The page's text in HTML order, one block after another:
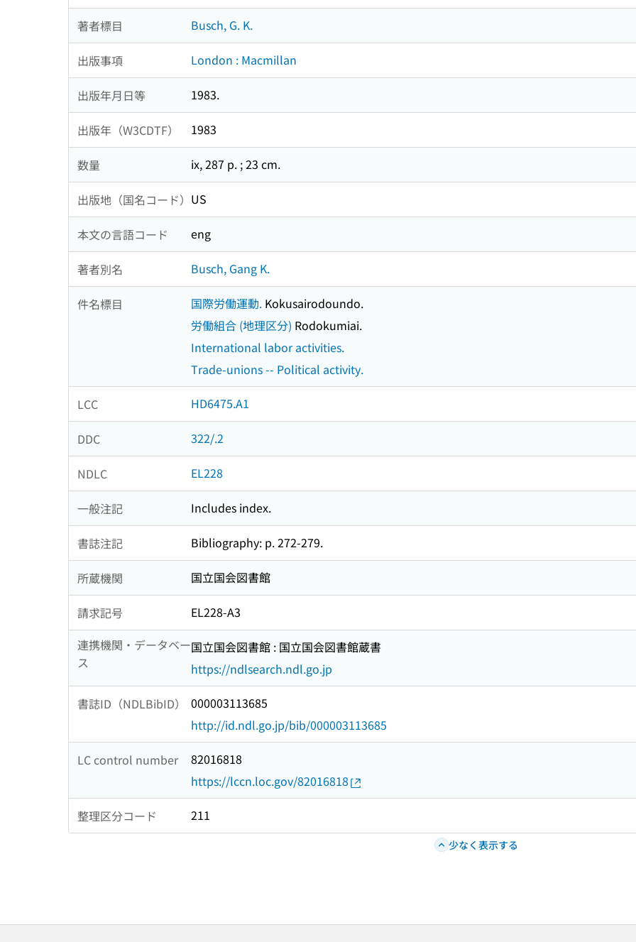
著者標目 Busch, G. K.
出版事項 London : Macmillan
出版年月日等 1983.
出版年（W3CDTF） 1983
数量 ix, 287 p. ; 23 cm.
出版地（国名コード） US
本文の言語コード eng
著者別名 Busch, Gang K.
件名標目 国際労働運動. Kokusairodoundo.
労働組合 (地理区分) Rodokumiai.
International labor activities.
Trade-unions -- Political activity.
LCC HD6475.A1
DDC 322/.2
NDLC EL228
一般注記 Includes index.
書誌注記 Bibliography: p. 272-279.
所蔵機関 国立国会図書館
請求記号
EL228-A3
連携機関・データベー
ス
国立国会図書館 : 国立国会図書館蔵書
https://ndlsearch.ndl.go.jp
書誌ID（NDLBibID）
000003113685
http://id.ndl.go.jp/bib/000003113685
LC control number
82016818
https://lccn.loc.gov/82016818
整理区分コード 211
少なく表示する